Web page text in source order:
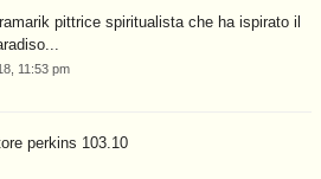
pittrice spiritualista che ha ispirato il
11:53 pm
perkins 103.10